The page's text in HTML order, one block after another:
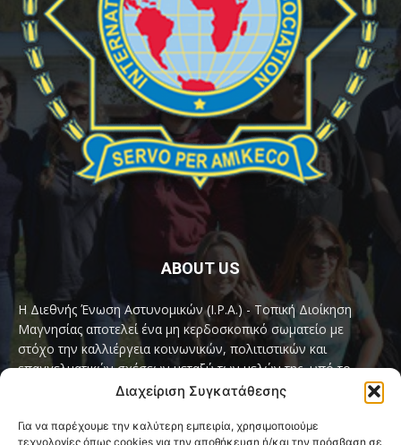
Διαχείριση Συγκατάθεσης
Για να παρέχουμε την καλύτερη εμπειρία, χρησιμοποιούμε
τεχνολογίες όπως cookies για την αποθήκευση ή/και την πρόσβαση σε
ABOUT US
Η Διεθνής Ένωση Αστυνομικών (I.P.A.) - Τοπική Διοίκηση
Μαγνησίας αποτελεί ένα μη κερδοσκοπικό σωματείο με
στόχο την καλλιέργεια κοινωνικών, πολιτιστικών και
επαγγελματικών σχέσεων μεταξύ των μελών της, υπό το
παγκόσμιο σύνθημα «Servo per Amikeco» (Υπηρετώ δια της